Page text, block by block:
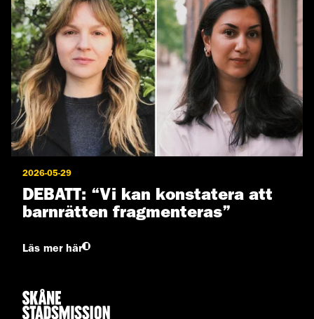
2026-05-29
DEBATT: “Vi kan konstatera att
barnrätten fragmenteras”
Läs mer här